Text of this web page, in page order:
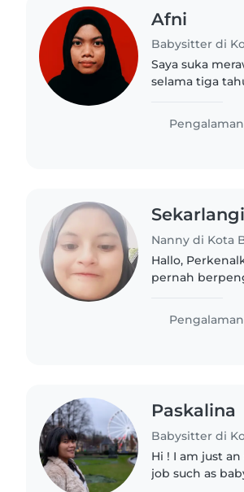
Afni
Babysitter di
Saya suka
selama tiga
mengurus
Nanny di Kota
Hallo,
pernah
Paskalina
Babysitter di
Hi ! I am just
job such as